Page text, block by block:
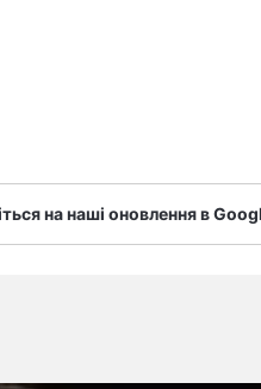
на наші оновлення в